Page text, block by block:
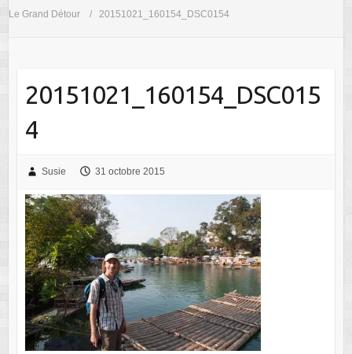
Le Grand Détour 20151021_160154_DSC0154
20151021_160154_DSC015
4
Susie 31 octobre 2015